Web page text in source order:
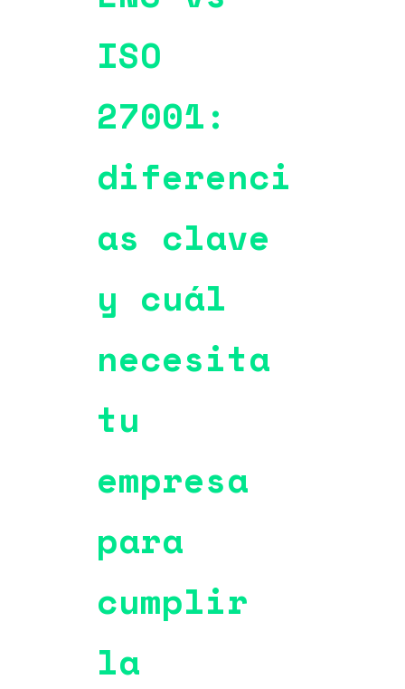
ISO
27001:
diferenci
as clave
y cuál
necesita
tu
empresa
para
cumplir
la